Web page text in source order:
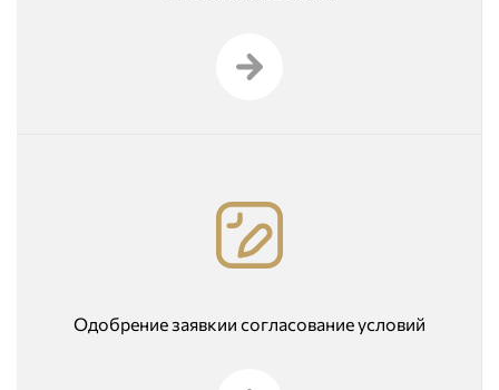
Одобрение заявкии согласование условий